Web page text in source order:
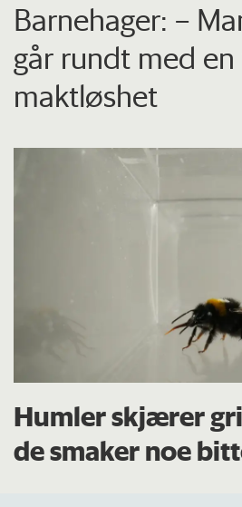
Barnehager: –
går rundt med
maktløshet
Humler skjærer
de smaker noe